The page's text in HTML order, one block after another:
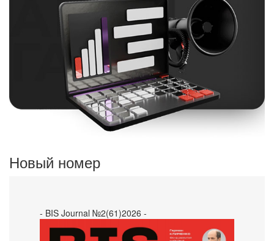
Новый номер
- BIS Journal №2(61)2026 -